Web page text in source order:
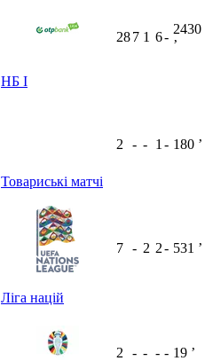
НБ I
287 1 6-
2430
ʼ
Товариські матчі
2 - - 1 - 180 ʼ
Ліга націй
7 - 2 2- 531 ʼ
2 - - - - 19 ʼ